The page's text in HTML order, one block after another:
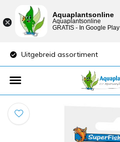
Uitgebreid assortiment
Aquaplantsonline
Aquaplantsonline
GRATIS - In Google Play